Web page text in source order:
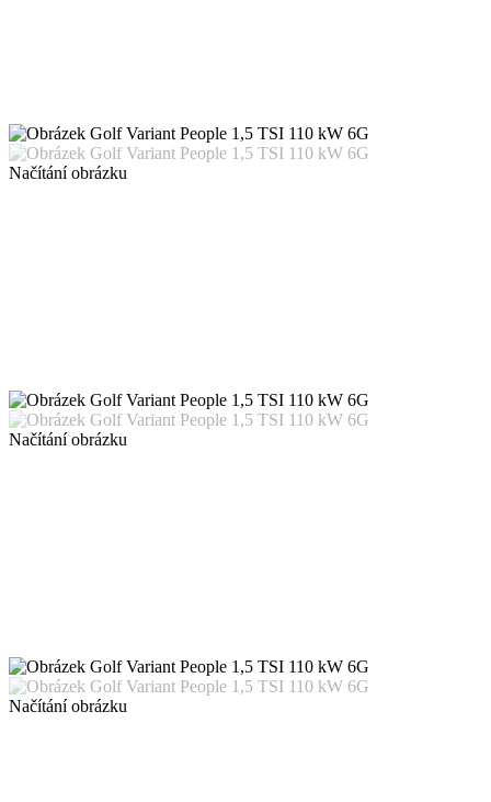
Načítání obrázku
Načítání obrázku
Načítání obrázku